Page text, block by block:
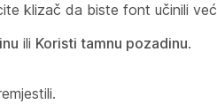
klizač da biste font učinili
ili Koristi tamnu pozadinu.